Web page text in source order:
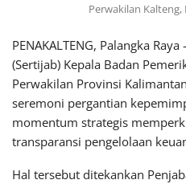
Perwakilan Kalteng,
PENAKALTENG, Palangka
(Sertijab) Kepala Badan
Perwakilan Provinsi
seremoni pergantian
momentum strategis
transparansi pengelolaan
Hal tersebut ditekankan